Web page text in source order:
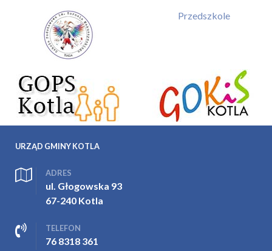
Przedszkole
URZĄD GMINY KOTLA
ADRES
ul. Głogowska 93
67-240 Kotla
TELEFON
76 8318 361